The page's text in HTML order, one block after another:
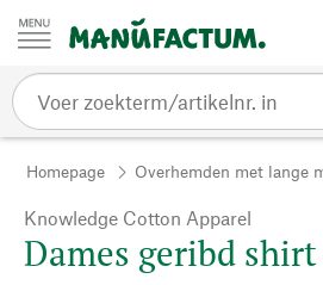
Passer au contenu
Homepage Overhemden met lange
Knowledge Cotton Apparel
Dames geribd